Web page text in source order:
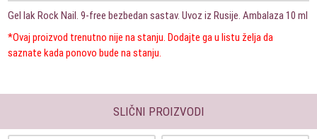
Gel lak Rock Nail. 9-free bezbedan sastav. Uvoz iz Rusije. Ambalaza 10 ml
*Ovaj proizvod trenutno nije na stanju. Dodajte ga u listu želja da
saznate kada ponovo bude na stanju.
SLIČNI PROIZVODI